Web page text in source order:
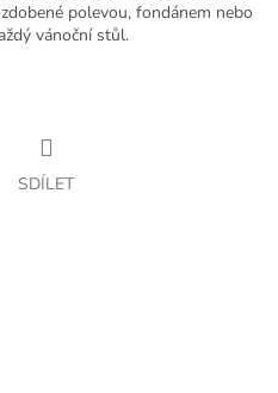
polevou, fondánem nebo
vánoční stůl.
SDÍLET